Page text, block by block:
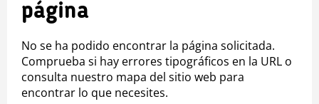
página
No se ha podido encontrar la página solicitada.
Comprueba si hay errores tipográficos en la URL o
consulta nuestro mapa del sitio web para
encontrar lo que necesites.